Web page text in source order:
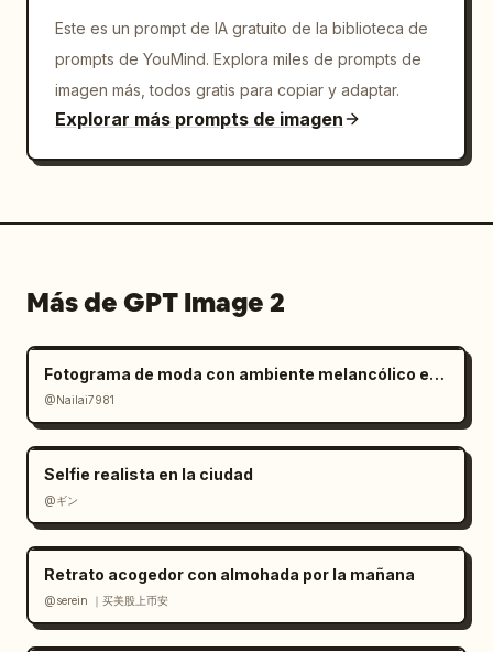
Este es un prompt de IA gratuito de la biblioteca de
prompts de YouMind. Explora miles de prompts de
imagen más, todos gratis para copiar y adaptar.
Explorar más prompts de imagen
Más de GPT Image 2
Fotograma de moda con ambiente melancólico en salar
@Nailai7981
Selfie realista en la ciudad
@ギン
Retrato acogedor con almohada por la mañana
@serein ｜买美股上币安